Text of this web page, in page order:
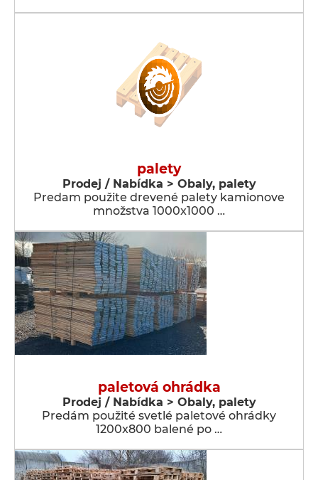
palety
Prodej / Nabídka > Obaly, palety
Predam použite drevené palety kamionove
množstva 1000x1000 …
paletová ohrádka
Prodej / Nabídka > Obaly, palety
Predám použité svetlé paletové ohrádky
1200x800 balené po …